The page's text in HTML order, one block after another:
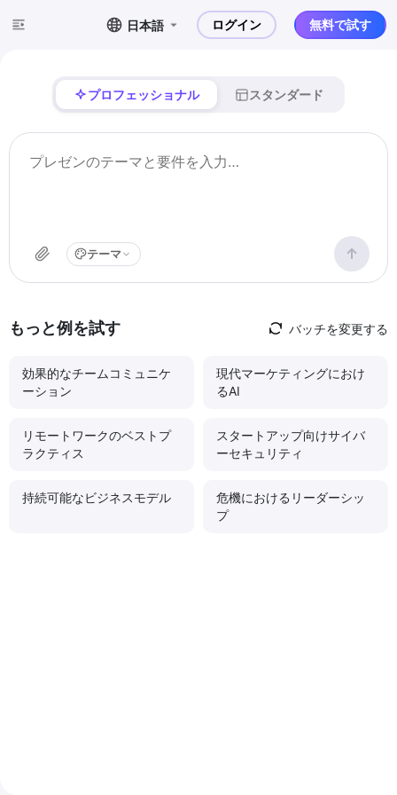
日本語 ログイン 無料で試す
プロフェッショナル スタンダード
テーマ
もっと例を試す バッチを変更する
効果的なチームコミュニケ
ーション
現代マーケティングにおけ
るAI
リモートワークのベストプ
ラクティス
スタートアップ向けサイバ
ーセキュリティ
持続可能なビジネスモデル
危機におけるリーダーシッ
プ